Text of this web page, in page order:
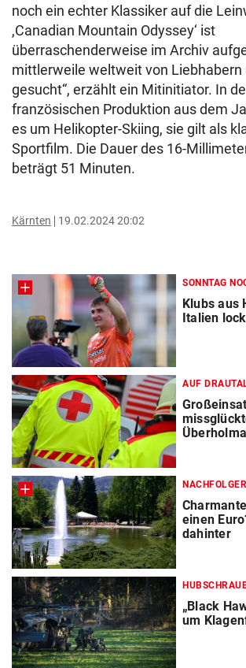
noch ein echter Klassiker auf die
,Canadian Mountain Odyssey‘ ist
überraschenderweise im Archiv
mittlerweile weltweit von Liebhabern
gesucht“, erzählt ein Mitinitiator. In
französischen Produktion aus dem
es um Helikopter-Skiing, sie gilt als
Sportfilm. Die Dauer des 16-
beträgt 51 Minuten.
Kärnten 19.02.2024 20:02
SONNTAG
Klubs aus
Italien
AUF
einen
dahinter
„Black
um